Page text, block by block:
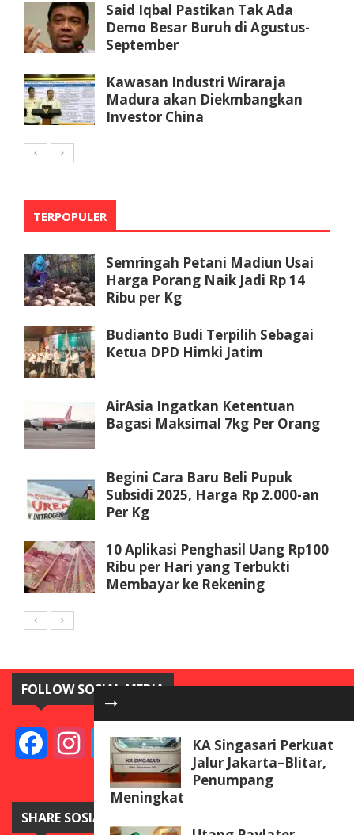
KA Singasari Perkuat
Jalur Jakarta–Blitar,
Penumpang
Meningkat
Said Iqbal Pastikan Tak Ada
Demo Besar Buruh di Agustus-
September
Kawasan Industri Wiraraja
Madura akan Diekmbangkan
Investor China
TERPOPULER
Semringah Petani Madiun Usai
Harga Porang Naik Jadi Rp 14
Ribu per Kg
Budianto Budi Terpilih Sebagai
Ketua DPD Himki Jatim
AirAsia Ingatkan Ketentuan
Bagasi Maksimal 7kg Per Orang
Begini Cara Baru Beli Pupuk
Subsidi 2025, Harga Rp 2.000-an
Per Kg
10 Aplikasi Penghasil Uang Rp100
Ribu per Hari yang Terbukti
Membayar ke Rekening
FOLLOW SOSIAL MEDIA
FacebookInstagramTwitterYouTube
SHARE SOSIAL MEDIA